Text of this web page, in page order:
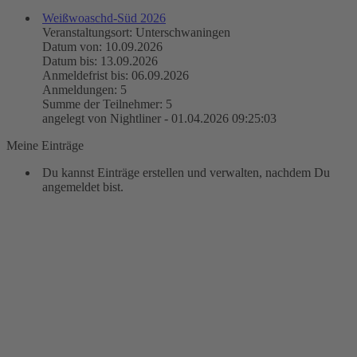
Weißwoaschd-Süd 2026
Veranstaltungsort: Unterschwaningen
Datum von: 10.09.2026
Datum bis: 13.09.2026
Anmeldefrist bis: 06.09.2026
Anmeldungen: 5
Summe der Teilnehmer: 5
angelegt von Nightliner - 01.04.2026 09:25:03
Meine Einträge
Du kannst Einträge erstellen und verwalten, nachdem Du
angemeldet bist.